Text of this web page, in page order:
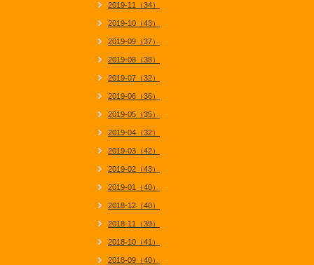
2019-11（34）
2019-10（43）
2019-09（37）
2019-08（38）
2019-07（32）
2019-06（36）
2019-05（35）
2019-04（32）
2019-03（42）
2019-02（43）
2019-01（40）
2018-12（40）
2018-11（39）
2018-10（41）
2018-09（40）